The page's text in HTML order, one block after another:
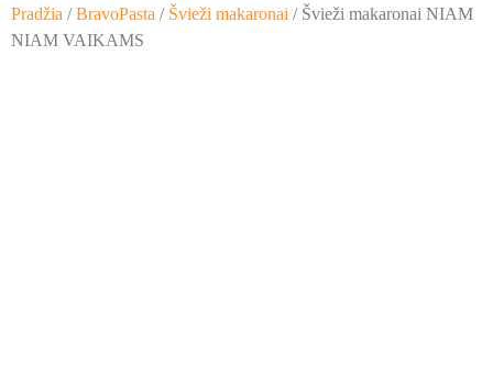
Pradžia /BravoPasta / Švieži makaronai / Švieži makaronai NIAM
NIAM VAIKAMS